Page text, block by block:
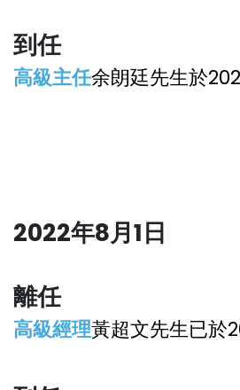
到任
高級主任余朗廷先生於
2022年8月1日
離任
高級經理黃超文先生已於